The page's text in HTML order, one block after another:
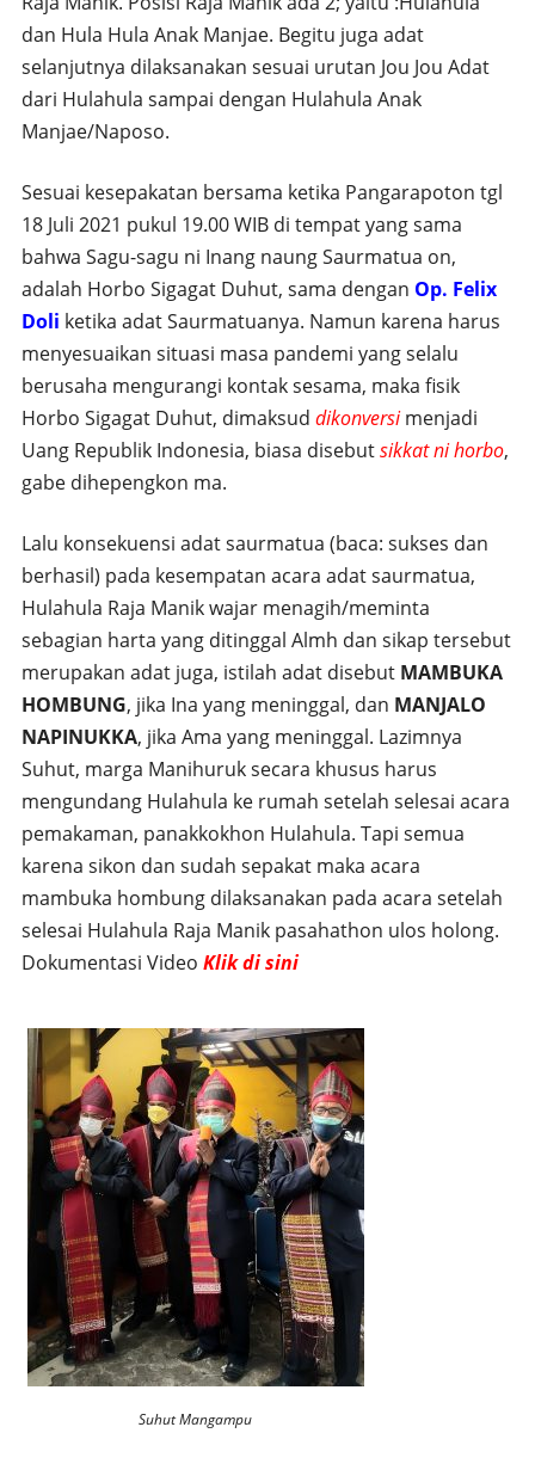
dan Hula Hula Anak Manjae. Begitu juga adat
selanjutnya dilaksanakan sesuai urutan Jou Jou Adat
dari Hulahula sampai dengan Hulahula Anak
Manjae/Naposo.
Sesuai kesepakatan bersama ketika Pangarapoton tgl
18 Juli 2021 pukul 19.00 WIB di tempat yang sama
bahwa Sagu-sagu ni Inang naung Saurmatua on,
adalah Horbo Sigagat Duhut, sama dengan Op. Felix
Doli ketika adat Saurmatuanya. Namun karena harus
menyesuaikan situasi masa pandemi yang selalu
berusaha mengurangi kontak sesama, maka fisik
Horbo Sigagat Duhut, dimaksud dikonversimenjadi
Uang Republik Indonesia, biasa disebutsikkat ni horbo,
gabe dihepengkon ma.
Lalu konsekuensi adat saurmatua (baca: sukses dan
berhasil) pada kesempatan acara adat saurmatua,
Hulahula Raja Manik wajar menagih/meminta
sebagian harta yang ditinggal Almh dan sikap tersebut
merupakan adat juga, istilah adat disebut MAMBUKA
HOMBUNG, jika Ina yang meninggal, dan MANJALO
NAPINUKKA, jika Ama yang meninggal. Lazimnya
Suhut, marga Manihuruk secara khusus harus
mengundang Hulahula ke rumah setelah selesai acara
pemakaman, panakkokhon Hulahula. Tapi semua
karena sikon dan sudah sepakat maka acara
mambuka hombung dilaksanakan pada acara setelah
selesai Hulahula Raja Manik pasahathon ulos holong.
Dokumentasi Video Klik di sini
Suhut Mangampu